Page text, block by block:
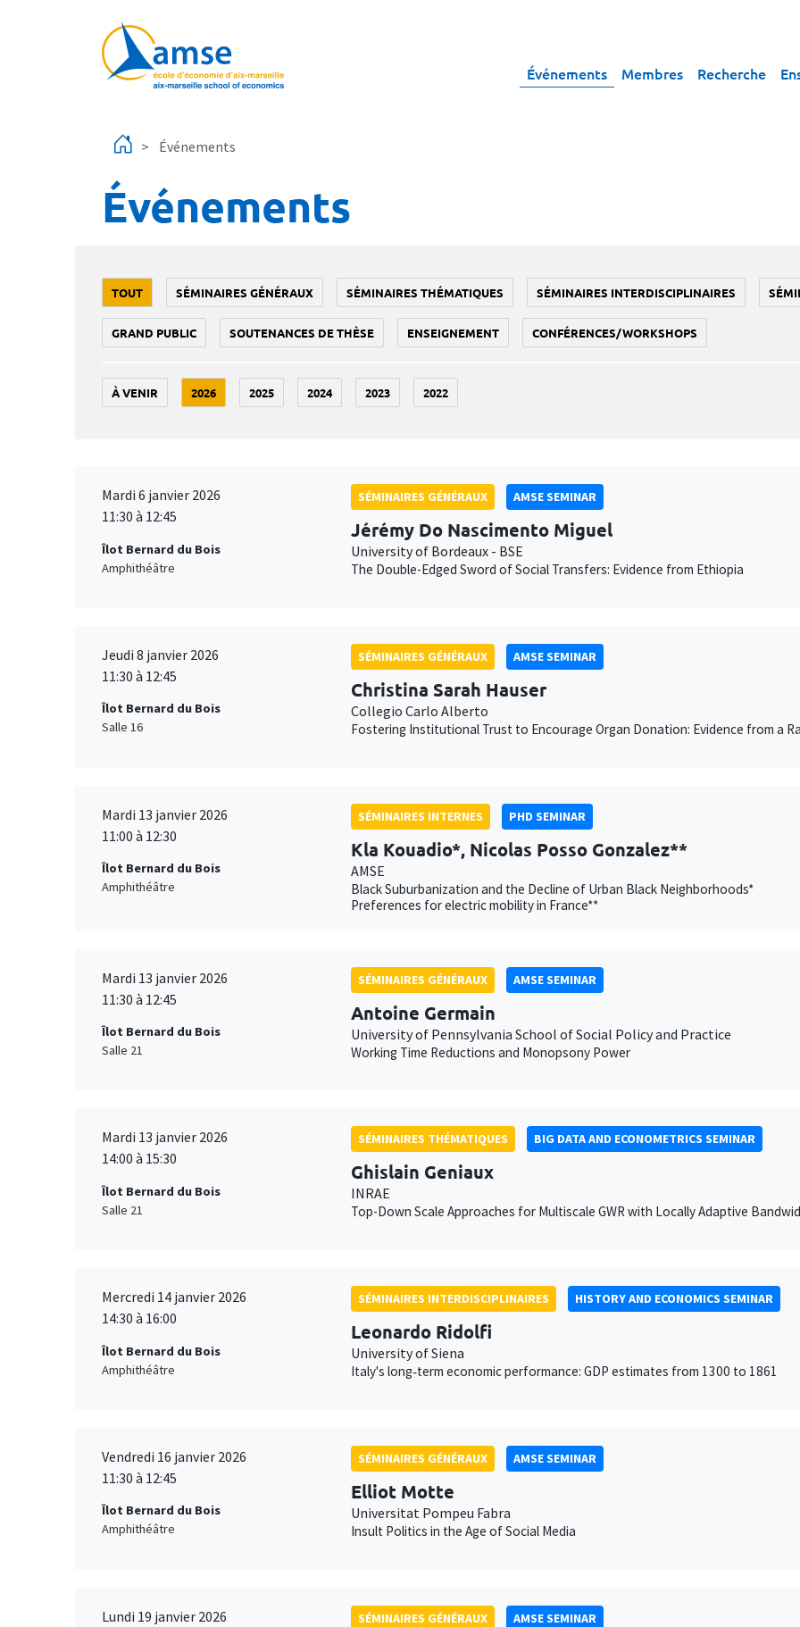
Événements Membres Recherche
Événements
Événements
TOUT SÉMINAIRES GÉNÉRAUX SÉMINAIRES THÉMATIQUES SÉMINAIRES INTERDISCIPLINAIRES
GRAND PUBLIC SOUTENANCES DE THÈSE ENSEIGNEMENT CONFÉRENCES/WORKSHOPS
À VENIR 2026 2025 2024 2023 2022
Mardi 6 janvier 2026
11:30 à 12:45
Îlot Bernard du Bois
Amphithéâtre
SÉMINAIRES GÉNÉRAUX AMSE SEMINAR
Jérémy Do Nascimento Miguel
University of Bordeaux - BSE
The Double-Edged Sword of Social Transfers: Evidence from Ethiopia
Jeudi 8 janvier 2026
11:30 à 12:45
Îlot Bernard du Bois
Salle 16
SÉMINAIRES GÉNÉRAUX AMSE SEMINAR
Christina Sarah Hauser
Collegio Carlo Alberto
Fostering Institutional Trust to Encourage Organ Donation: Evidence from a
Mardi 13 janvier 2026
11:00 à 12:30
Îlot Bernard du Bois
Amphithéâtre
SÉMINAIRES INTERNES PHD SEMINAR
Kla Kouadio*, Nicolas Posso Gonzalez**
AMSE
Black Suburbanization and the Decline of Urban Black Neighborhoods*
Preferences for electric mobility in France**
Mardi 13 janvier 2026
11:30 à 12:45
Îlot Bernard du Bois
Salle 21
SÉMINAIRES GÉNÉRAUX AMSE SEMINAR
Antoine Germain
University of Pennsylvania School of Social Policy and Practice
Working Time Reductions and Monopsony Power
Mardi 13 janvier 2026
14:00 à 15:30
Îlot Bernard du Bois
Salle 21
SÉMINAIRES THÉMATIQUES BIG DATA AND ECONOMETRICS SEMINAR
Ghislain Geniaux
INRAE
Top-Down Scale Approaches for Multiscale GWR with Locally Adaptive
Mercredi 14 janvier 2026
14:30 à 16:00
Îlot Bernard du Bois
Amphithéâtre
SÉMINAIRES INTERDISCIPLINAIRES HISTORY AND ECONOMICS SEMINAR
Leonardo Ridolfi
University of Siena
Italy's long‐term economic performance: GDP estimates from 1300 to 1861
Vendredi 16 janvier 2026
11:30 à 12:45
Îlot Bernard du Bois
Amphithéâtre
SÉMINAIRES GÉNÉRAUX AMSE SEMINAR
Elliot Motte
Universitat Pompeu Fabra
Insult Politics in the Age of Social Media
Lundi 19 janvier 2026
SÉMINAIRES GÉNÉRAUX AMSE SEMINAR